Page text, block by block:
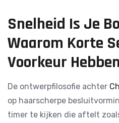
Snelheid Is Je
Waarom Korte
Voorkeur Hebben
De ontwerpfilosofie achter
op haarscherpe
timer te kijken die aftelt